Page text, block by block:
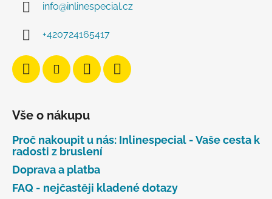
info@inlinespecial.cz
+420724165417
Vše o nákupu
Proč nakoupit u nás: Inlinespecial - Vaše cesta k
radosti z bruslení
Doprava a platba
FAQ - nejčastěji kladené dotazy